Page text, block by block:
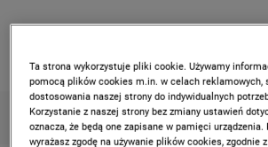
2 produkty
KATEGORIE FILTRUJ(1)
Ta strona wykorzystuje pliki cookie. Używamy
pomocą plików cookies m.in. w celach reklamowych,
dostosowania naszej strony do indywidualnych
Korzystanie z naszej strony bez zmiany ustawień
oznacza, że będą one zapisane w pamięci
wyrażasz zgodę na używanie plików cookies, zgodnie